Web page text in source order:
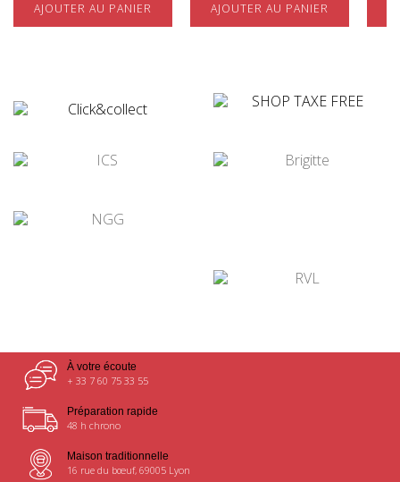
AJOUTER AU PANIER AJOUTER AU PANIER
À votre écoute
+ 33 7 60 75 33 55
Préparation rapide
48 h chrono
Maison traditionnelle
16 rue du bœuf, 69005 Lyon